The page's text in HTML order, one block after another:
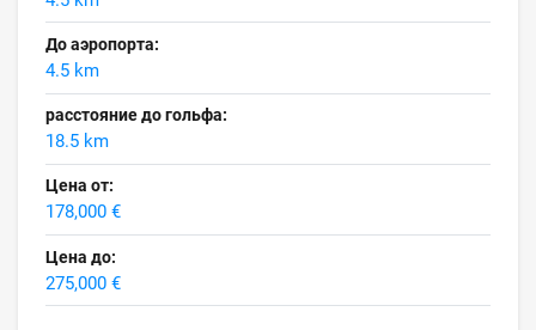
До аэропорта:
4.5 km
расстояние до гольфа:
18.5 km
Цена от:
178,000 €
Цена до:
275,000 €